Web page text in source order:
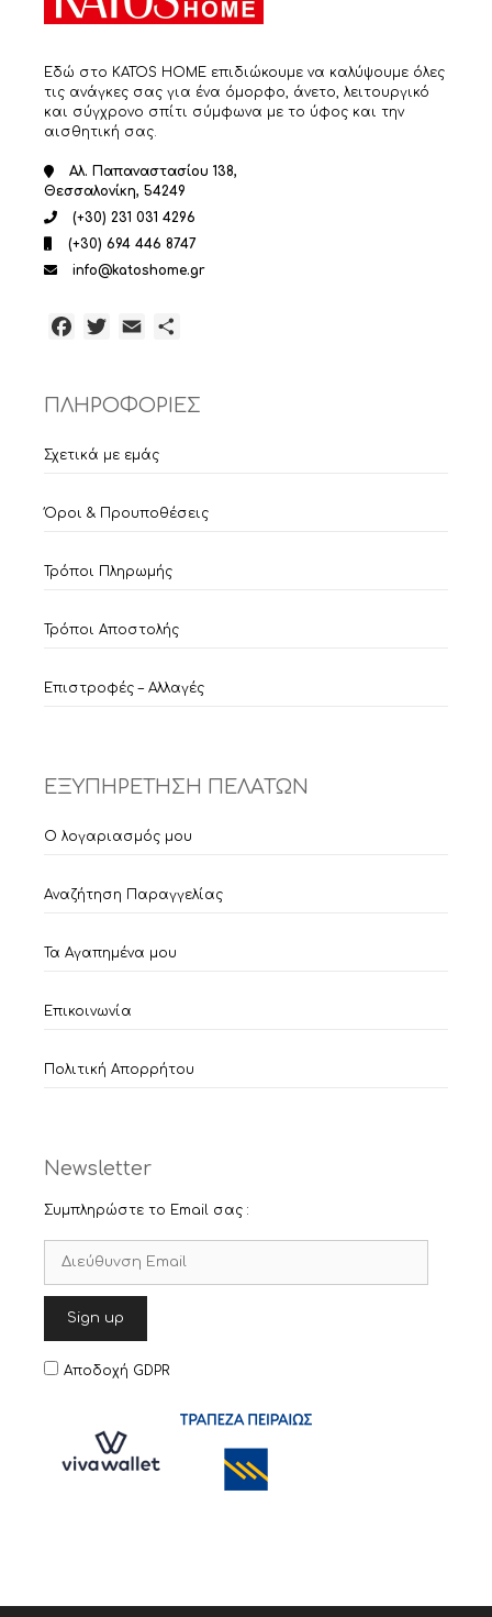
Εδώ στο KATOS HOME επιδιώκουμε να καλύψουμε όλες
τις ανάγκες σας για ένα όμορφο, άνετο, λειτουργικό
και σύγχρονο σπίτι σύμφωνα με το ύφος και την
αισθητική σας.
Αλ. Παπαναστασίου 138,
Θεσσαλονίκη, 54249
(+30) 231 031 4296
(+30) 694 446 8747
info@katoshome.gr
Facebook
TwitterEmail
ΠΛΗΡΟΦΟΡΙΕΣ
Σχετικά με εμάς
Όροι & Προυποθέσεις
Τρόποι Πληρωμής
Τρόποι Αποστολής
Επιστροφές – Αλλαγές
ΕΞΥΠΗΡΕΤΗΣΗ ΠΕΛΑΤΩΝ
Ο λογαριασμός μου
Αναζήτηση Παραγγελίας
Τα Αγαπημένα μου
Επικοινωνία
Πολιτική Απορρήτου
Newsletter
Συμπληρώστε το Email σας :
Αποδοχή GDPR